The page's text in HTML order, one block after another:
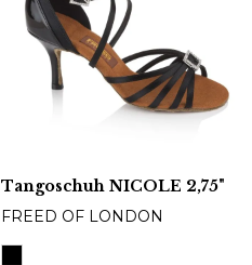
Tangoschuh NICOLE 2,75"
FREED OF LONDON